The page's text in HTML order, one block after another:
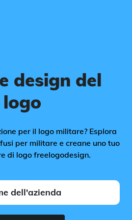
design del
logo
per il logo militare? Esplora
per militare e creane uno tuo
di logo freelogodesign.